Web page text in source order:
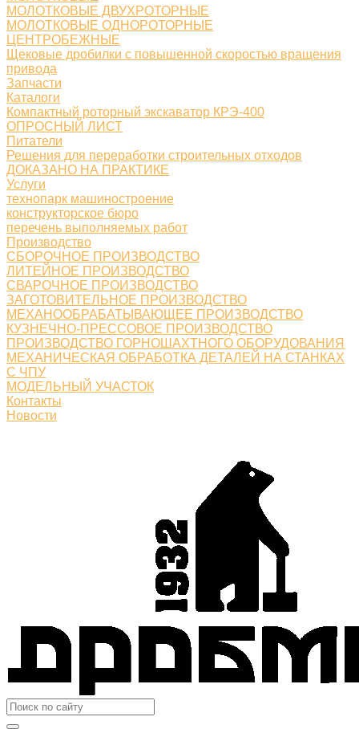
МОЛОТКОВЫЕ ДВУХРОТОРНЫЕ
МОЛОТКОВЫЕ ОДНОРОТОРНЫЕ
ЦЕНТРОБЕЖНЫЕ
Щековые дробилки с повышенной скоростью вращения
привода
Запчасти
Каталоги
Компактный роторный экскаватор КРЭ-400
ОПРОСНЫЙ ЛИСТ
Питатели
Решения для переработки строительных отходов
ДОКАЗАНО НА ПРАКТИКЕ
Услуги
технопарк машиностроение
конструкторское бюро
перечень выполняемых работ
Производство
СБОРОЧНОЕ ПРОИЗВОДСТВО
ЛИТЕЙНОЕ ПРОИЗВОДСТВО
СВАРОЧНОЕ ПРОИЗВОДСТВО
ЗАГОТОВИТЕЛЬНОЕ ПРОИЗВОДСТВО
МЕХАНООБРАБАТЫВАЮЩЕЕ ПРОИЗВОДСТВО
КУЗНЕЧНО-ПРЕССОВОЕ ПРОИЗВОДСТВО
ПРОИЗВОДСТВО ГОРНОШАХТНОГО ОБОРУДОВАНИЯ
МЕХАНИЧЕСКАЯ ОБРАБОТКА ДЕТАЛЕЙ НА СТАНКАХ
С ЧПУ
МОДЕЛЬНЫЙ УЧАСТОК
Контакты
Новости